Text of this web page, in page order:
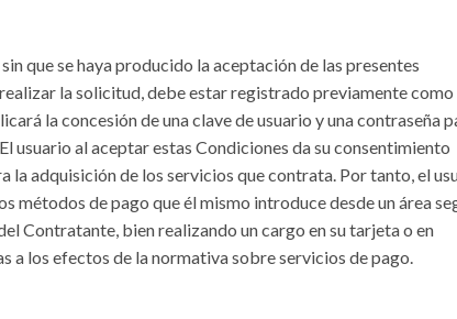
que se haya producido la aceptación de las presentes
la solicitud, debe estar registrado previamente como
la concesión de una clave de usuario y una contraseña
usuario al aceptar estas Condiciones da su consentimiento
la adquisición de los servicios que contrata. Por tanto, el
de pago que él mismo introduce desde un área
Contratante, bien realizando un cargo en su tarjeta o en
los efectos de la normativa sobre servicios de pago.